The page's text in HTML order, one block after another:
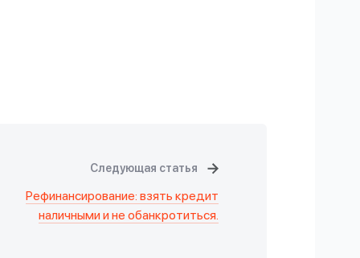
Следующая статья
Рефинансирование: взять кредит
наличными и не обанкротиться.